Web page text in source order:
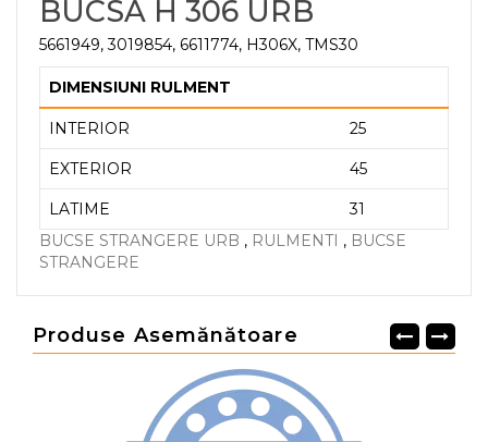
BUCSA H 306 URB
5661949, 3019854, 6611774, H306X, TMS30
DIMENSIUNI RULMENT
INTERIOR 25
EXTERIOR 45
LATIME
31
BUCSE STRANGERE URB , RULMENTI , BUCSE
STRANGERE
Produse Asemănătoare